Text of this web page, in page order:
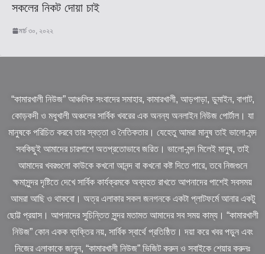
সকলের নিকট দোয়া চাই
মার্চ ৩০, ২০২২
“কামারখালী নিউজ” আঞ্চলিক সংবাদের সমাহার, কামারখালী, আড়পাড়া, ডুমাইন, বাগাট,
কোড়কদী ও মধুখালী অঞ্চলের সার্বিক খবরের এক অনন্য অনলাইন নিউজ পোর্টাল। যা
মানুষকে পরিচিত করবে তার স্বত্তা ও নৈতিকতার। যেহেতু আমরা মানুষ তাই ভালো-মন্দ
সবকিছুই আমাদের চারপাশে অতপ্রতোভাবে জরিত। ভালো-মন্দ মিলেই মানুষ, তাই
আমাদের খবরগুলো কাউকে কখনো আনন্দ বা কখনো কষ্ট দিতে পারে, তবে নিজগুনে
ক্ষমাসুন্দর দৃষ্টিতে দেখে সার্বিক কার্যক্রমকে অব্যহত রাখতে আপনাদের পাশেই সবসময়
আমরা আছি ও থাকবো। অত্র এলাকার সকল জনগনকে একটা প্লাটফর্মে আনার একটু
ছোট্ট প্রয়াস। আপনাদের সুচিন্তিত সুন্দর মতামত আমাদের সব সময় কাম্য। “কামারখালী
নিউজ” কোন একক ব্যক্তির নয়, সার্বিক স্বার্থে প্রতিষ্ঠিত। দয়া করে খবর পড়ুন এবং
নিজের এলাকাকে জানুন, “কামারখালী নিউজ” ভিজিট করুন ও সবাইকে শেয়ার করুনঃ